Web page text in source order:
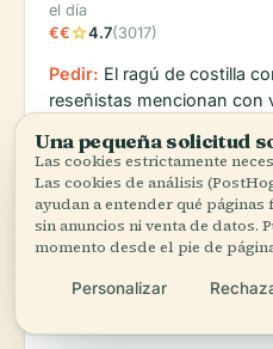
el día
€€star4.7(3017)
Pedir: El ragú de costilla
reseñistas mencionan con
grande abierto todo el día.
Society es la opción
lugar que resuelva
tardío junto al mar. Está
imperfecciones y es
quienes repiten, algo que
Una pequeña solicitud
Las cookies estrictamente
Las cookies de análisis
ayudan a entender qué
sin anuncios ni venta de datos.
momento desde el pie de
Personalizar